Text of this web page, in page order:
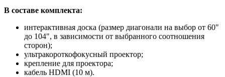
В составе комплекта:
интерактивная доска (размер диагонали на выбор от 60"
до 104", в зависимости от выбранного соотношения
сторон);
ультракороткофокусный проектор;
крепление для проектора;
кабель HDMI (10 м).